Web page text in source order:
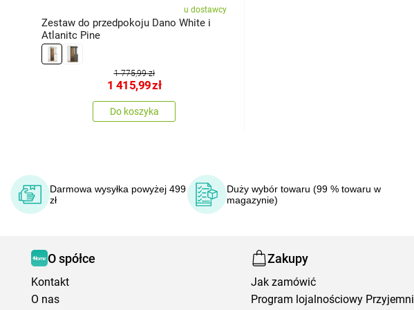
u dostawcy
Zestaw do przedpokoju Dano White i
Atlanitc Pine
1 775,99 zł
1 415,99zł
Do koszyka
Darmowa wysyłka powyżej 499
zł
Duży wybór towaru (99 % towaru w
magazynie)
O spółce
Kontakt
O nas
Zakupy
Jak zamówić
Program lojalnościowy